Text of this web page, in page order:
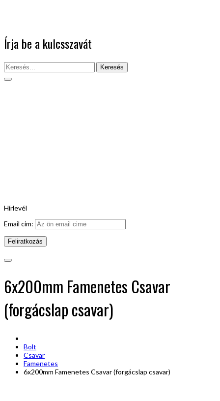
Írja be a kulcsszavát
Keresés
Hírlevél
Email cim:
6x200mm Famenetes Csavar
(forgácslap csavar)
Bolt
Csavar
Famenetes
6x200mm Famenetes Csavar (forgácslap csavar)